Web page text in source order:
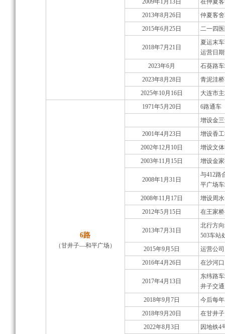
2009年1月13日
在仲夏
2013年8月26日
仲夏客
2015年6月25日
二一四
2018年7月21日
夏运末
运营日
2023年6月
石葵路
2023年8月28日
青泥洼
2025年10月16日
大连市
6路
（甘井子—和平广场）
1971年5月20日
6路通车
增设金
2001年4月23日
增设香
2002年12月10日
增设文
2003年11月15日
增设金
2008年1月31日
与412路
平广场
2008年11月17日
增设周
2012年5月15日
在王家
2013年7月31日
北行方
503车站
2015年9月5日
运营公
2016年4月26日
在沙河
2017年4月13日
东纬路
井子交
2018年9月7日
今后每
2018年9月20日
在甘井
2022年8月3日
因地铁4